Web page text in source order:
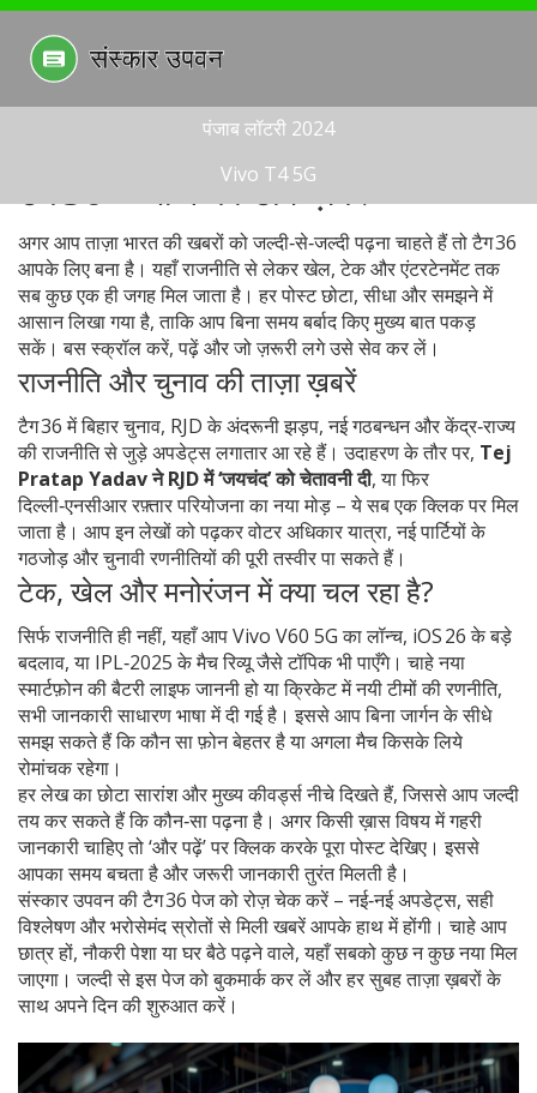
पंजाब लॉटरी 2024
Vivo T4 5G
टैग 36 – आज की टॉप ख़बरें
अगर आप ताज़ा भारत की खबरों को जल्दी‑से‑जल्दी पढ़ना चाहते हैं तो टैग 36
आपके लिए बना है। यहाँ राजनीति से लेकर खेल, टेक और एंटरटेनमेंट तक
सब कुछ एक ही जगह मिल जाता है। हर पोस्ट छोटा, सीधा और समझने में
आसान लिखा गया है, ताकि आप बिना समय बर्बाद किए मुख्य बात पकड़
सकें। बस स्क्रॉल करें, पढ़ें और जो ज़रूरी लगे उसे सेव कर लें।
राजनीति और चुनाव की ताज़ा ख़बरें
टैग 36 में बिहार चुनाव, RJD के अंदरूनी झड़प, नई गठबन्धन और केंद्र‑राज्य
की राजनीति से जुड़े अपडेट्स लगातार आ रहे हैं। उदाहरण के तौर पर, Tej
Pratap Yadav ने RJD में ‘जयचंद’ को चेतावनी दी, या फिर
दिल्ली‑एनसीआर रफ़्तार परियोजना का नया मोड़ – ये सब एक क्लिक पर मिल
जाता है। आप इन लेखों को पढ़कर वोटर अधिकार यात्रा, नई पार्टियों के
गठजोड़ और चुनावी रणनीतियों की पूरी तस्वीर पा सकते हैं।
टेक, खेल और मनोरंजन में क्या चल रहा है?
सिर्फ राजनीति ही नहीं, यहाँ आप Vivo V60 5G का लॉन्च, iOS 26 के बड़े
बदलाव, या IPL‑2025 के मैच रिव्यू जैसे टॉपिक भी पाएँगे। चाहे नया
स्मार्टफ़ोन की बैटरी लाइफ जाननी हो या क्रिकेट में नयी टीमों की रणनीति,
सभी जानकारी साधारण भाषा में दी गई है। इससे आप बिना जार्गन के सीधे
समझ सकते हैं कि कौन सा फ़ोन बेहतर है या अगला मैच किसके लिये
रोमांचक रहेगा।
हर लेख का छोटा सारांश और मुख्य कीवर्ड्स नीचे दिखते हैं, जिससे आप जल्दी
तय कर सकते हैं कि कौन‑सा पढ़ना है। अगर किसी ख़ास विषय में गहरी
जानकारी चाहिए तो ‘और पढ़ें’ पर क्लिक करके पूरा पोस्ट देखिए। इससे
आपका समय बचता है और जरूरी जानकारी तुरंत मिलती है।
संस्कार उपवन की टैग 36 पेज को रोज़ चेक करें – नई‑नई अपडेट्स, सही
विश्लेषण और भरोसेमंद स्रोतों से मिली खबरें आपके हाथ में होंगी। चाहे आप
छात्र हों, नौकरी पेशा या घर बैठे पढ़ने वाले, यहाँ सबको कुछ न कुछ नया मिल
जाएगा। जल्दी से इस पेज को बुकमार्क कर लें और हर सुबह ताज़ा ख़बरों के
साथ अपने दिन की शुरुआत करें।